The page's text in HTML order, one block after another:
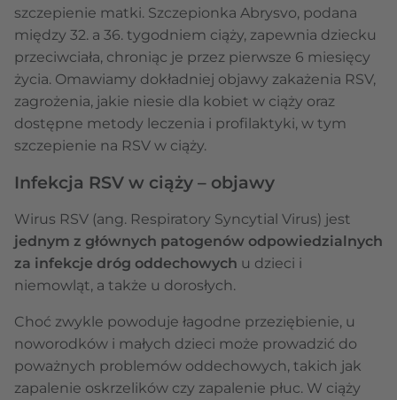
szczepienie matki. Szczepionka Abrysvo, podana
między 32. a 36. tygodniem ciąży, zapewnia dziecku
przeciwciała, chroniąc je przez pierwsze 6 miesięcy
życia. Omawiamy dokładniej objawy zakażenia RSV,
zagrożenia, jakie niesie dla kobiet w ciąży oraz
dostępne metody leczenia i profilaktyki, w tym
szczepienie na RSV w ciąży.
Infekcja RSV w ciąży – objawy
Wirus RSV (ang. Respiratory Syncytial Virus) jest
jednym z głównych patogenów odpowiedzialnych
za infekcje dróg oddechowych u dzieci i
niemowląt, a także u dorosłych.
Choć zwykle powoduje łagodne przeziębienie, u
noworodków i małych dzieci może prowadzić do
poważnych problemów oddechowych, takich jak
zapalenie oskrzelików czy zapalenie płuc. W ciąży